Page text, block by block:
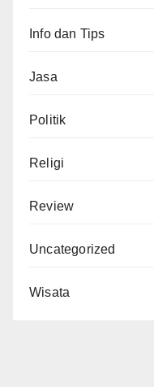
Info dan Tips
Jasa
Politik
Religi
Review
Uncategorized
Wisata